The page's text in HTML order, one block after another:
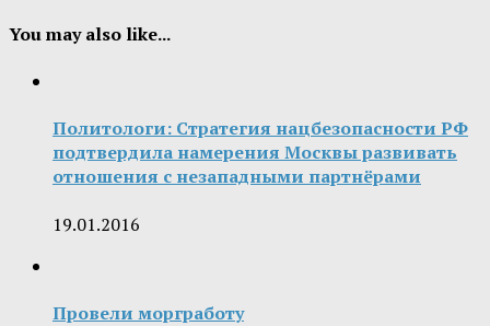
You may also like...
Политологи: Стратегия нацбезопасности РФ
подтвердила намерения Москвы развивать
отношения с незападными партнёрами
19.01.2016
Провели моргработу